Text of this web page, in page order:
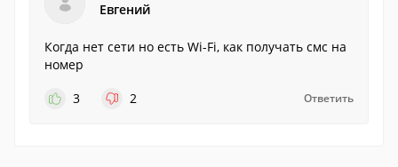
Евгений
Когда нет сети но есть Wi-Fi, как получать смс на
номер
3
2 Ответить